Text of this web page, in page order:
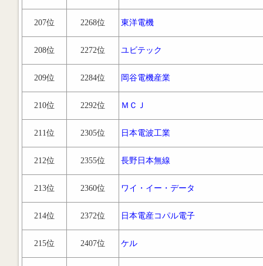
207位 2268位 東洋電機
208位 2272位 ユビテック
209位 2284位 岡谷電機産業
210位 2292位 ＭＣＪ
211位 2305位 日本電波工業
212位 2355位 長野日本無線
213位 2360位 ワイ・イー・データ
214位 2372位 日本電産コパル電子
215位 2407位 ケル